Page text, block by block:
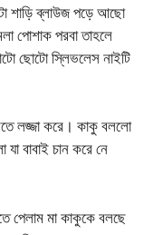
শাড়ি ব্লাউজ পড়ে আছো
পোশাক পরবা তাহলে
ছোটো স্লিভলেস নাইটি
লজ্জা করে। কাকু বললো
বাবাই চান করে নে
পেলাম মা কাকুকে বলছে